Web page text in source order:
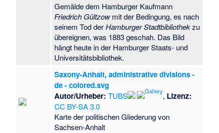
Jeeben·
Kriegerdenkmal
Jeetze·
Kriegerdenkmal
Kahrstedt·
Kriegerdenkmal
Klein Apenburg
Kriegerdenkmal
·Kriegerdenkmal
Gemälde dem Hamburger Kaufmann
Friedrich Gültzowmit der Bedingung, es nach
seinem Tod derHamburger Stadtbibliothekzu
übereignen, was 1883 geschah. Das Bild
hängt heute in der Hamburger Staats- und
Universitätsbibliothek.
Saxony-Anhalt, administrative divisions -
de - colored.svg
Autor/Urheber: TUBS , Lizenz:
CC BY-SA 3.0
Karte der politischen Gliederung von
Sachsen-Anhalt